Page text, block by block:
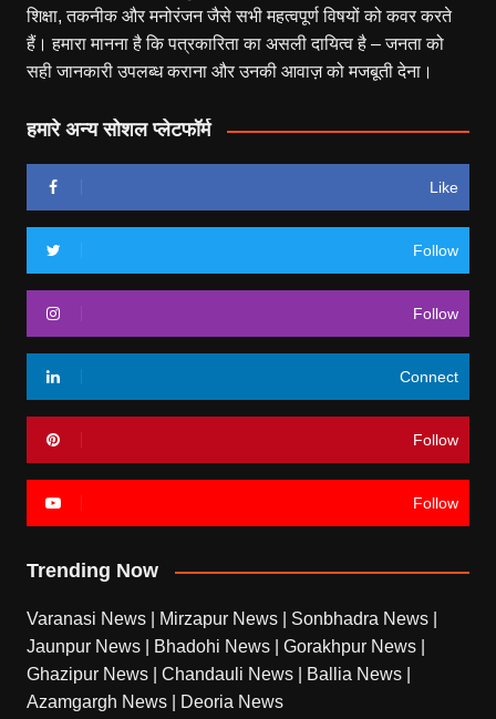
शिक्षा, तकनीक और मनोरंजन जैसे सभी महत्वपूर्ण विषयों को कवर करते
हैं। हमारा मानना है कि पत्रकारिता का असली दायित्व है – जनता को
सही जानकारी उपलब्ध कराना और उनकी आवाज़ को मजबूती देना।
हमारे अन्य सोशल प्लेटफॉर्म
Like
Follow
Follow
Connect
Follow
Follow
Trending Now
Varanasi News Mirzapur News Sonbhadra News
Jaunpur News
Bhadohi News Gorakhpur News
Ghazipur News
Chandauli News Ballia News
Azamgargh News
Deoria News